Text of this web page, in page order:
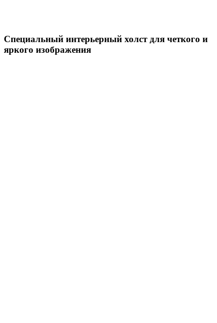
Специальный интерьерный холст для четкого и
яркого изображения